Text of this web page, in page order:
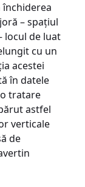
– spaţiul
locul de luat
cu un
acestei
în datele
tratare
astfel
verticale
de